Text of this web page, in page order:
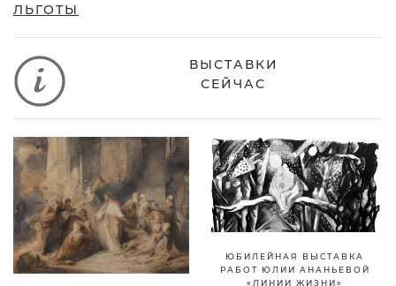
ЛЬГОТЫ
ВЫСТАВКИ
СЕЙЧАС
ЮБИЛЕЙНАЯ ВЫСТАВКА
РАБОТ ЮЛИИ АНАНЬЕВОЙ
«ЛИНИИ ЖИЗНИ»